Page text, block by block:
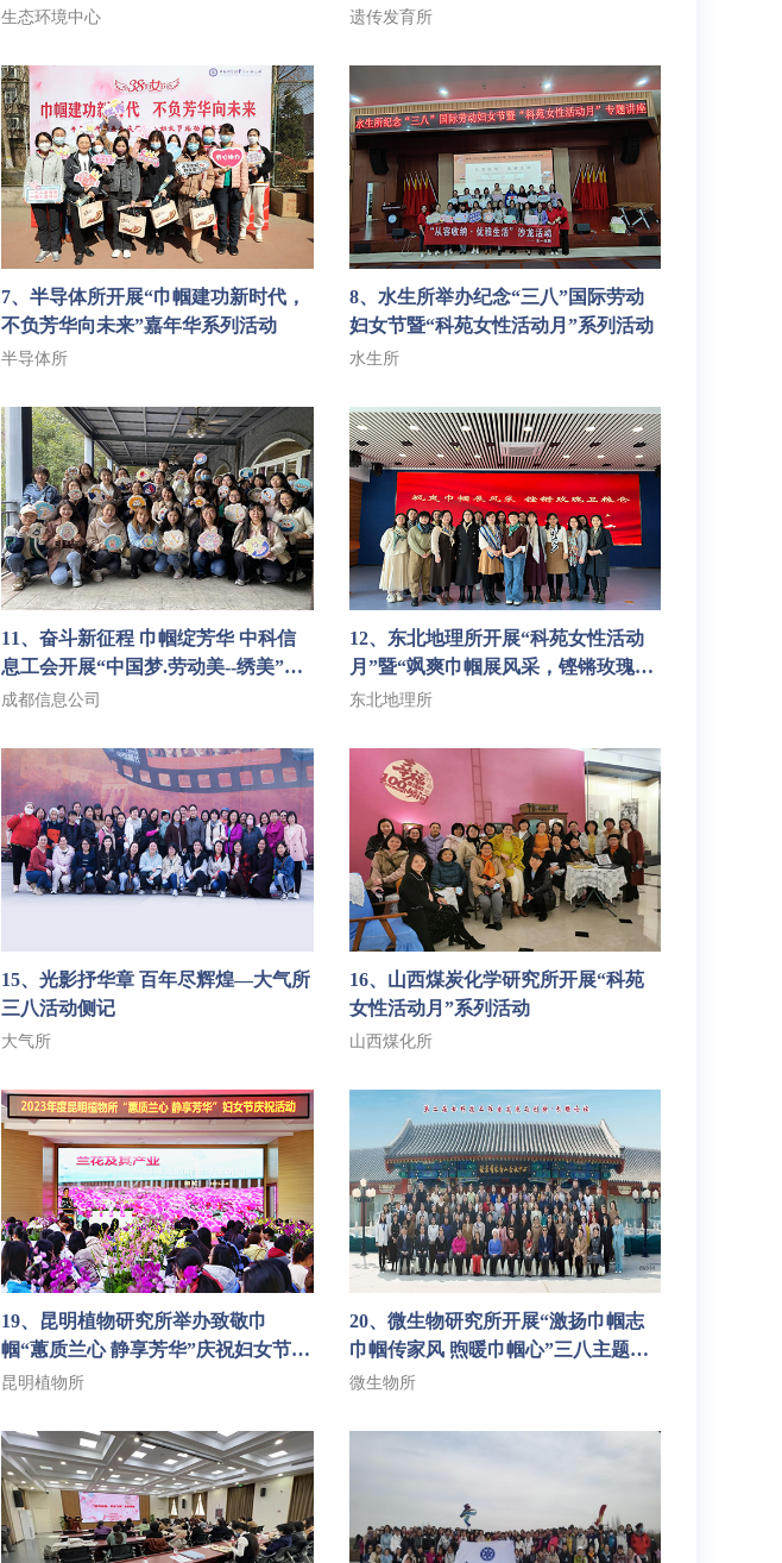
生态环境中心
质折叠研究的贡献—暨遗传发育
遗传发育所
7、半导体所开展“巾帼建功新时代，
不负芳华向未来”嘉年华系列活动
半导体所
8、水生所举办纪念“三八”国际劳动
妇女节暨“科苑女性活动月”系列活动
水生所
11、奋斗新征程 巾帼绽芳华 中科信
息工会开展“中国梦.劳动美--绣美”三
八节主题活动
成都信息公司
12、东北地理所开展“科苑女性活动
月”暨“飒爽巾帼展风采，铿锵玫瑰卫
粮仓”系列活动
东北地理所
15、光影抒华章 百年尽辉煌—大气所
三八活动侧记
大气所
16、山西煤炭化学研究所开展“科苑
女性活动月”系列活动
山西煤化所
19、昆明植物研究所举办致敬巾
帼“蕙质兰心 静享芳华”庆祝妇女节主
题活动
昆明植物所
20、微生物研究所开展“激扬巾帼志
巾帼传家风 煦暖巾帼心”三八主题系
列活动
微生物所